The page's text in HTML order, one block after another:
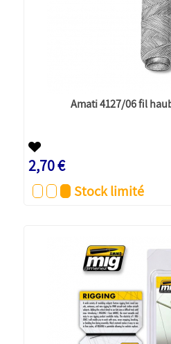
Amati 4127/06 fil
2,70 €
Stock limité